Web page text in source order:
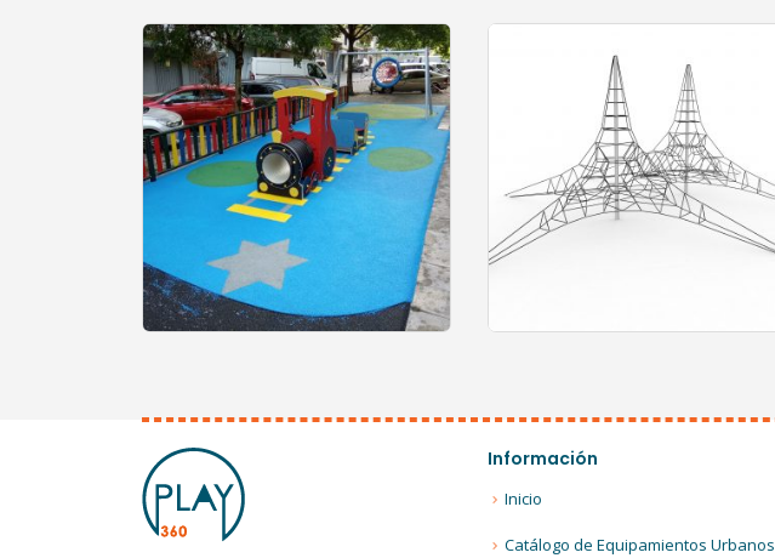
0out of 5 out of 5
Información
Inicio
Catálogo de Equipamientos Urbanos